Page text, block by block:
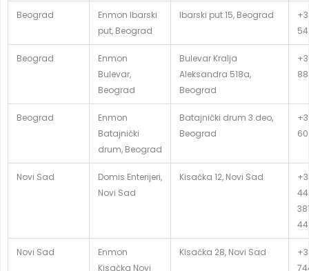
Beograd
Enmon Ibarski
put, Beograd
Ibarski put 15, Beograd
Beograd
Enmon
Bulevar,
Beograd
Bulevar Kralja
Aleksandra 518a,
Beograd
Beograd
Enmon
Batajnički
drum, Beograd
Batajnički drum 3.deo,
Beograd
Novi Sad
Domis Enterijeri,
Novi Sad
Kisačka 12, Novi Sad
Novi Sad
Enmon
Kisačka Novi
Kisačka 28, Novi Sad